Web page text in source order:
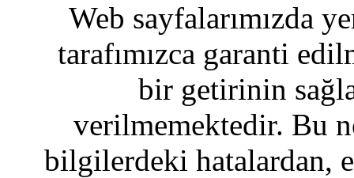
Web sayfalarımızda
tarafımızca garanti
bir getirinin
verilmemektedir. Bu
bilgilerdeki hatalardan,